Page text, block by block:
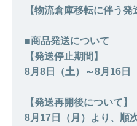
【物流倉庫移転に伴う発
■商品発送について
【発送停止期間】
8月8日（土）～8月16日
【発送再開後について】
8月17日（月）より、順